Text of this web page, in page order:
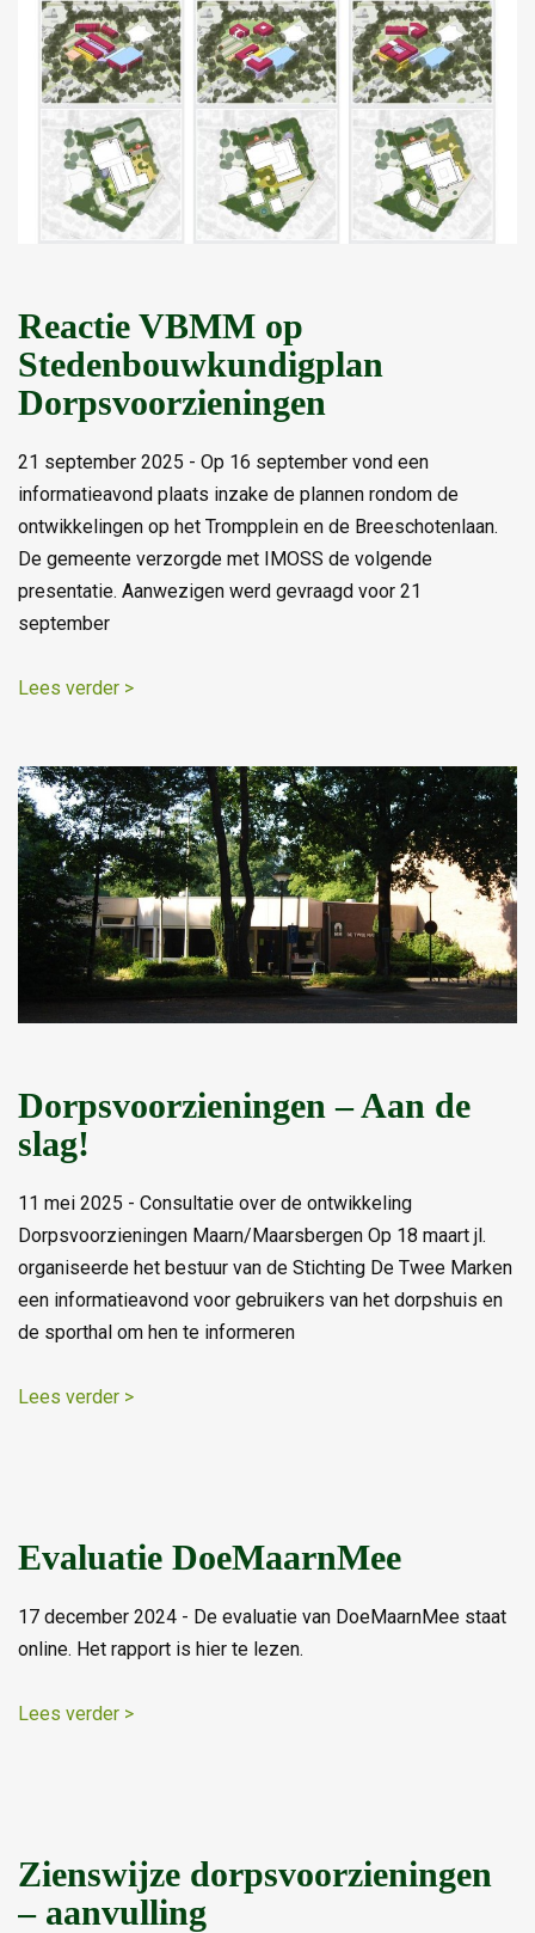
Reactie VBMM op
Stedenbouwkundigplan
Dorpsvoorzieningen
21 september 2025 - Op 16 september vond een
informatieavond plaats inzake de plannen rondom de
ontwikkelingen op het Trompplein en de Breeschotenlaan.
De gemeente verzorgde met IMOSS de volgende
presentatie. Aanwezigen werd gevraagd voor 21
september
Lees verder >
Dorpsvoorzieningen – Aan de
slag!
11 mei 2025 - Consultatie over de ontwikkeling
Dorpsvoorzieningen Maarn/Maarsbergen Op 18 maart jl.
organiseerde het bestuur van de Stichting De Twee Marken
een informatieavond voor gebruikers van het dorpshuis en
de sporthal om hen te informeren
Lees verder >
Evaluatie DoeMaarnMee
17 december 2024 - De evaluatie van DoeMaarnMee staat
online. Het rapport is hier te lezen.
Lees verder >
Zienswijze dorpsvoorzieningen
– aanvulling